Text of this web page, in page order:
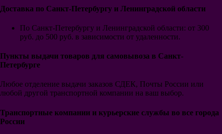
Марсель
Лилль
Бавария
Боруссия Дортмунд
Боруссия Менх.
Вольфсбург
Вердер Бремен
Гамбург
Бенфика
Доставка по Санкт-Петербургу и Ленинградской области
По Санкт-Петербургу и Ленинградской области: от 300
руб. до 500 руб. в зависимости от удаленности.
Пункты выдачи товаров для самовывоза в Санкт-
Петербурге
Любое отделение выдачи заказов СДЕК, Почты России или
любой другой транспортной компании на ваш выбор.
Транспортные компании и курьерские службы во все города
России